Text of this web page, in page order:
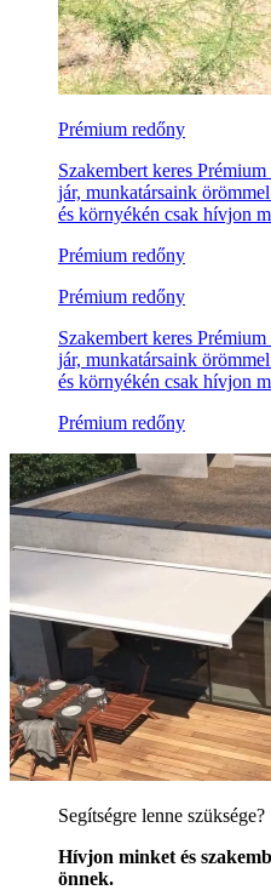
Prémium redőny
Szakembert keres
jár, munkatársaink
és környékén csak hívjon
Prémium redőny
Prémium redőny
Szakembert keres
jár, munkatársaink
és környékén csak hívjon
Prémium redőny
Segítségre lenne szüksége?
Hívjon minket és
önnek.